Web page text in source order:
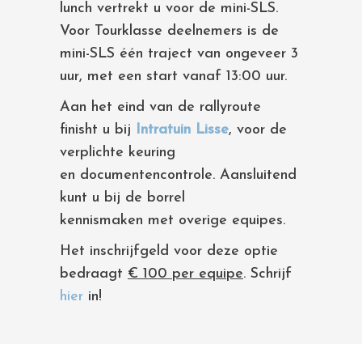
lunch vertrekt u voor de mini-SLS.
Voor Tourklasse deelnemers is de
mini-SLS één traject van ongeveer 3
uur, met een start vanaf 13:00 uur.
Aan het eind van de rallyroute
finisht u bij Intratuin Lisse, voor de
verplichte keuring
en documentencontrole. Aansluitend
kunt u bij de borrel
kennismaken met overige equipes.
Het inschrijfgeld voor deze optie
bedraagt € 100 per equipe. Schrijf
hier in!